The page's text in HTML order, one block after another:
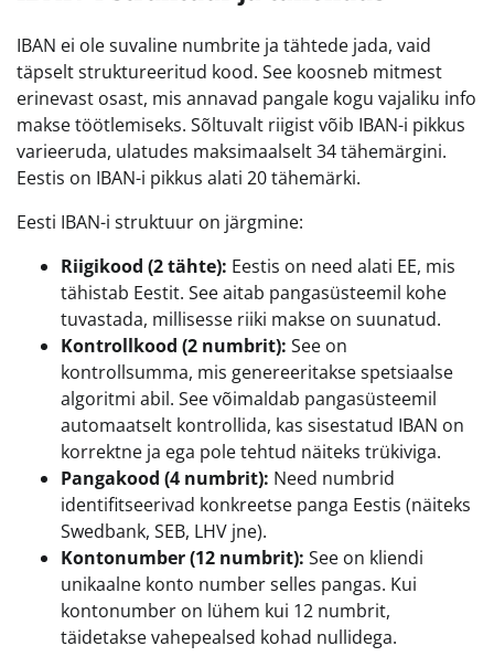
IBAN ei ole suvaline numbrite ja tähtede jada, vaid
täpselt struktureeritud kood. See koosneb mitmest
erinevast osast, mis annavad pangale kogu vajaliku info
makse töötlemiseks. Sõltuvalt riigist võib IBAN-i pikkus
varieeruda, ulatudes maksimaalselt 34 tähemärgini.
Eestis on IBAN-i pikkus alati 20 tähemärki.
Eesti IBAN-i struktuur on järgmine:
Riigikood (2 tähte): Eestis on need alati EE, mis
tähistab Eestit. See aitab pangasüsteemil kohe
tuvastada, millisesse riiki makse on suunatud.
Kontrollkood (2 numbrit): See on
kontrollsumma, mis genereeritakse spetsiaalse
algoritmi abil. See võimaldab pangasüsteemil
automaatselt kontrollida, kas sisestatud IBAN on
korrektne ja ega pole tehtud näiteks trükiviga.
Pangakood (4 numbrit): Need numbrid
identifitseerivad konkreetse panga Eestis (näiteks
Swedbank, SEB, LHV jne).
Kontonumber (12 numbrit): See on kliendi
unikaalne konto number selles pangas. Kui
kontonumber on lühem kui 12 numbrit,
täidetakse vahepealsed kohad nullidega.